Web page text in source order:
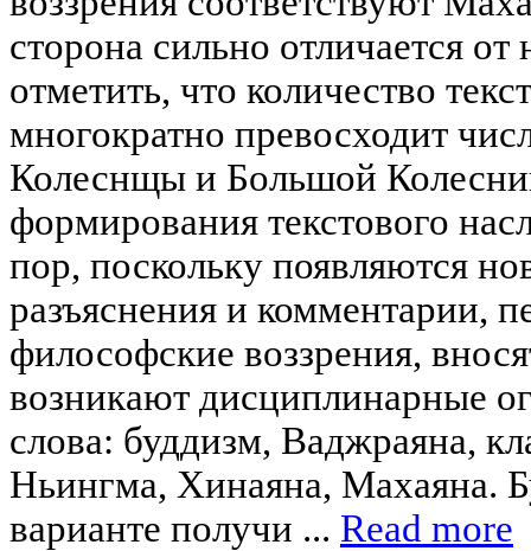
сторона сильно отличается от
отметить, что количество
многократно превосходит
Колеснщы и Большой
формирования текстового
пор, поскольку появляются
разъяснения и комментарии,
философские воззрения,
возникают дисциплинарные
слова: буддизм, Ваджраяна,
Ньингма, Хинаяна, Махаяна.
варианте получи ... Read more